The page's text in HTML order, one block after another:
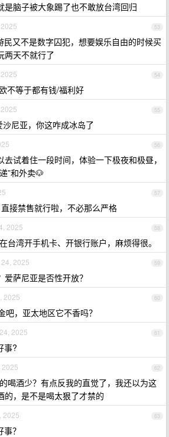
是脑子被大象踢了也不敢放台湾回归
53
民又不是数字囚犯，想要娱乐自由的时候买
两天不就行了
54
不等于都有钱/福利好
55
沙尼亚，你这咋成冰岛了
56
试着住一段时间，体验一下极夜和极昼，
”和外卖🐶
57
直接禁售就行啦，不必那么严格
58
2025
台湾开手机卡、开银行账户，麻烦得很。
59
2025
萨尼亚是否性开放？
60
2025
吧，亚太地区它不香吗？
61
2025
事?
62
2025
喝酒少？有点反我的直觉了，我还以为这
的，是不是喝太狠了才禁的
63
2025
？